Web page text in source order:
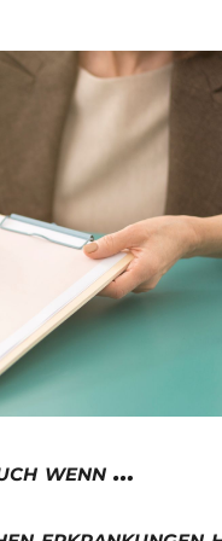
wenn …